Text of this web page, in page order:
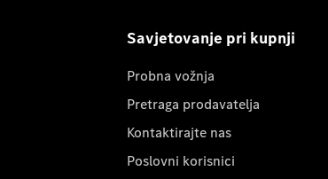
Savjetovanje pri kupnji
Probna vožnja
Pretraga prodavatelja
Kontaktirajte nas
Poslovni korisnici